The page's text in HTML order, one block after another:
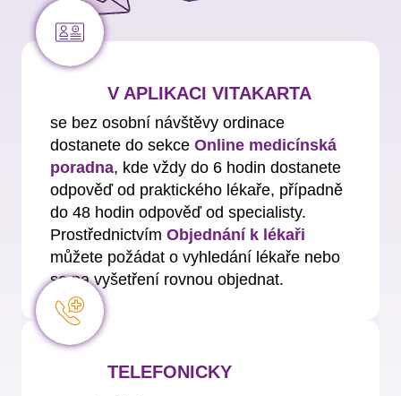
V APLIKACI VITAKARTA
se bez osobní návštěvy ordinace
dostanete do sekce Online medicínská
poradna, kde vždy do 6 hodin dostanete
odpověď od praktického lékaře, případně
do 48 hodin odpověď od specialisty.
Prostřednictvím Objednání k lékaři
můžete požádat o vyhledání lékaře nebo
se na vyšetření rovnou objednat.
TELEFONICKY